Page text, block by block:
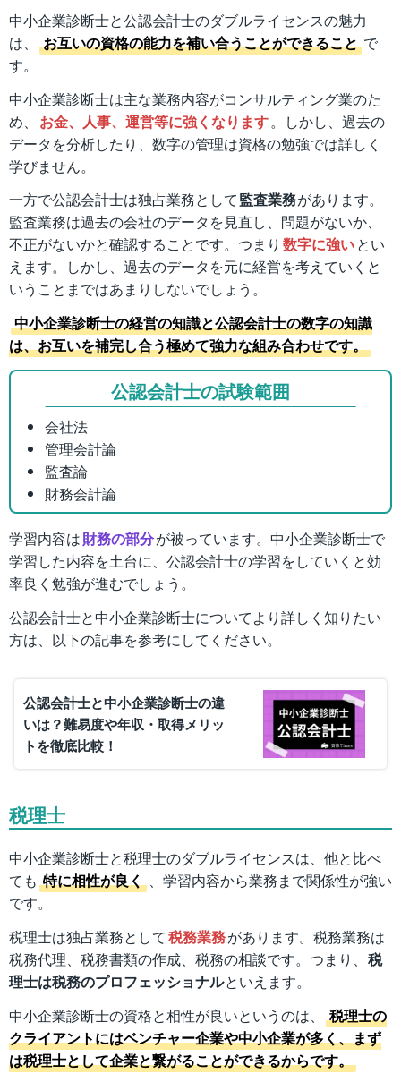
中小企業診断士と公認会計士のダブルライセンスの魅力
は、
お互いの資格の能力を補い合うことができること で
す。
中小企業診断士は主な業務内容がコンサルティング業のた
め、
お金、人事、運営等に強くなります。しかし、過去の
データを分析したり、数字の管理は資格の勉強では詳しく
学びません。
一方で公認会計士は独占業務として監査業務があります。
監査業務は過去の会社のデータを見直し、問題がないか、
不正がないかと確認することです。つまり 数字に強いとい
えます。しかし、過去のデータを元に経営を考えていくと
いうことまではあまりしないでしょう。
中小企業診断士の経営の知識と公認会計士の数字の知識
は、お互いを補完し合う極めて強力な組み合わせです。
公認会計士の試験範囲
会社法
管理会計論
監査論
財務会計論
学習内容は財務の部分が被っています。中小企業診断士で
学習した内容を土台に、公認会計士の学習をしていくと効
率良く勉強が進むでしょう。
公認会計士と中小企業診断士についてより詳しく知りたい
方は、以下の記事を参考にしてください。
公認会計士と中小企業診断士の違
いは？難易度や年収・取得メリッ
トを徹底比較！
税理士
中小企業診断士と税理士のダブルライセンスは、他と比べ
ても 特に相性が良く 、学習内容から業務まで関係性が強い
です。
税理士は独占業務として税務業務があります。税務業務は
税務代理、税務書類の作成、税務の相談です。つまり、 税
理士は税務のプロフェッショナルといえます。
中小企業診断士の資格と相性が良いというのは、
税理士の
クライアントにはベンチャー企業や中小企業が多く、まず
は税理士として企業と繋がることができるからです。